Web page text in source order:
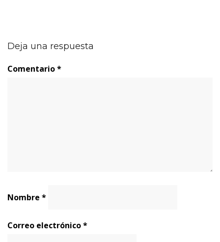
Deja una respuesta
Comentario*
Nombre *
Correo electrónico*